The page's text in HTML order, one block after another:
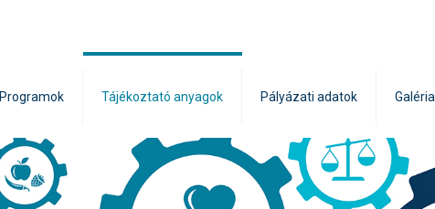
Programok Tájékoztató anyagok Pályázati adatok Galéria